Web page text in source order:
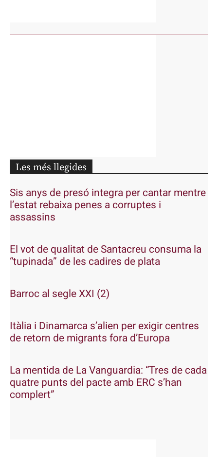
Les més llegides
Sis anys de presó integra per cantar mentre
l’estat rebaixa penes a corruptes i
assassins
El vot de qualitat de Santacreu consuma la
“tupinada” de les cadires de plata
Barroc al segle XXI (2)
Itàlia i Dinamarca s’alien per exigir centres
de retorn de migrants fora d’Europa
La mentida de La Vanguardia: “Tres de cada
quatre punts del pacte amb ERC s’han
complert”